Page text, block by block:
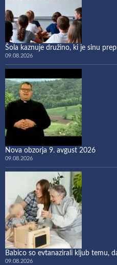
Šola kaznuje družino, ki je sinu
09.08.2026
Nova obzorja 9. avgust 2026
09.08.2026
Babico so evtanazirali kljub temu,
09.08.2026